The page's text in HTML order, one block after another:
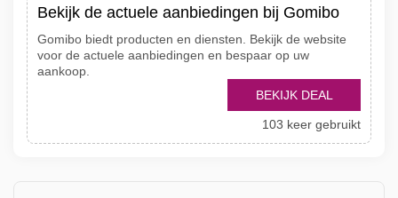
Bekijk de actuele aanbiedingen bij Gomibo
Gomibo biedt producten en diensten. Bekijk de website
voor de actuele aanbiedingen en bespaar op uw
aankoop.
BEKIJK DEAL
103 keer gebruikt